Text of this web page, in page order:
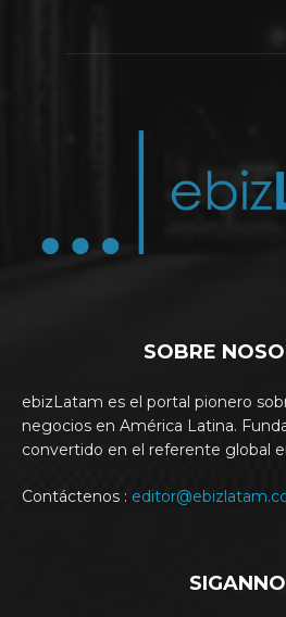
SOBRE
ebizLatam es el portal pionero
negocios en América Latina.
convertido en el referente global
Contáctenos :